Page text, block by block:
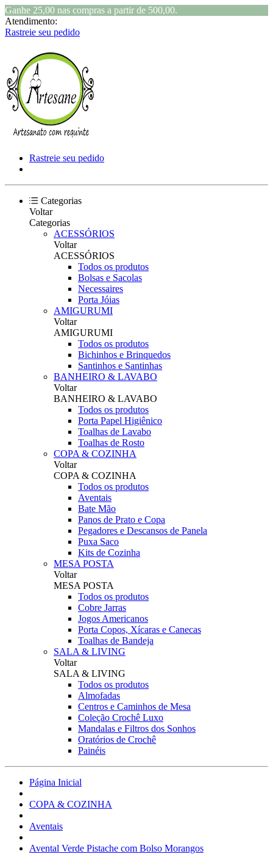
Ganhe 25,00 nas compras a partir de 500,00.
Atendimento:
Rastreie seu pedido
Rastreie seu pedido
Categorias
Voltar
Categorias
ACESSÓRIOS
Voltar
ACESSÓRIOS
Todos os produtos
Bolsas e Sacolas
Necessaires
Porta Jóias
AMIGURUMI
Voltar
AMIGURUMI
Todos os produtos
Bichinhos e Brinquedos
Santinhos e Santinhas
BANHEIRO & LAVABO
Voltar
BANHEIRO & LAVABO
Todos os produtos
Porta Papel Higiênico
Toalhas de Lavabo
Toalhas de Rosto
COPA & COZINHA
Voltar
COPA & COZINHA
Todos os produtos
Aventais
Bate Mão
Panos de Prato e Copa
Pegadores e Descansos de Panela
Puxa Saco
Kits de Cozinha
MESA POSTA
Voltar
MESA POSTA
Todos os produtos
Cobre Jarras
Jogos Americanos
Porta Copos, Xícaras e Canecas
Toalhas de Bandeja
SALA & LIVING
Voltar
SALA & LIVING
Todos os produtos
Almofadas
Centros e Caminhos de Mesa
Coleção Crochê Luxo
Mandalas e Filtros dos Sonhos
Oratórios de Crochê
Painéis
Página Inicial
COPA & COZINHA
Aventais
Avental Verde Pistache com Bolso Morangos